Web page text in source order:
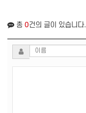
총 0건의 글이 있습니다.